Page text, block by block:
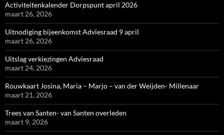
Activiteitenkalender Dorpspunt april 2026
maart 26, 2026
Uitnodiging bijeenkomst Adviesraad 9 april
maart 26, 2026
Uitslag verkiezingen Adviesraad
maart 24, 2026
Rouwkaart Josina, Maria – Marjo – van der Weijden- Millenaar
maart 21, 2026
Trees van Santen- van Santen overleden
maart 9, 2026